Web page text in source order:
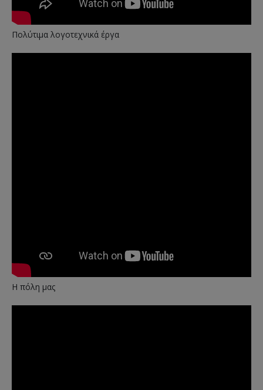
Πολύτιμα λογοτεχνικά έργα
Η πόλη μας